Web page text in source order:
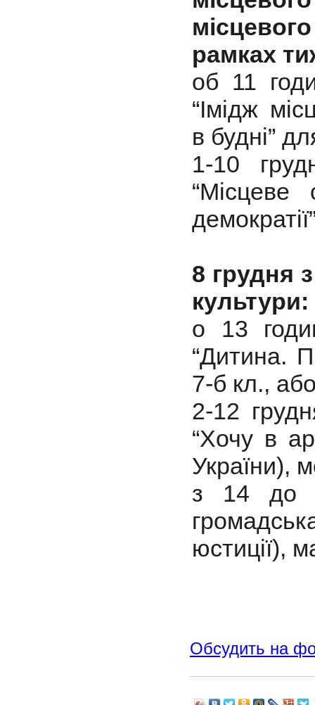
рамках
об 11
“Імідж
в будні”
1-10
“Місцеве
8 грудня
культури:
о 13
“Дитина.
7-б кл.,
2-12
“Хочу в
України),
з 14 до
юстиції),
Обсудить на